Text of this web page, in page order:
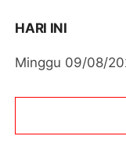
HARI INI
Minggu 09/08/